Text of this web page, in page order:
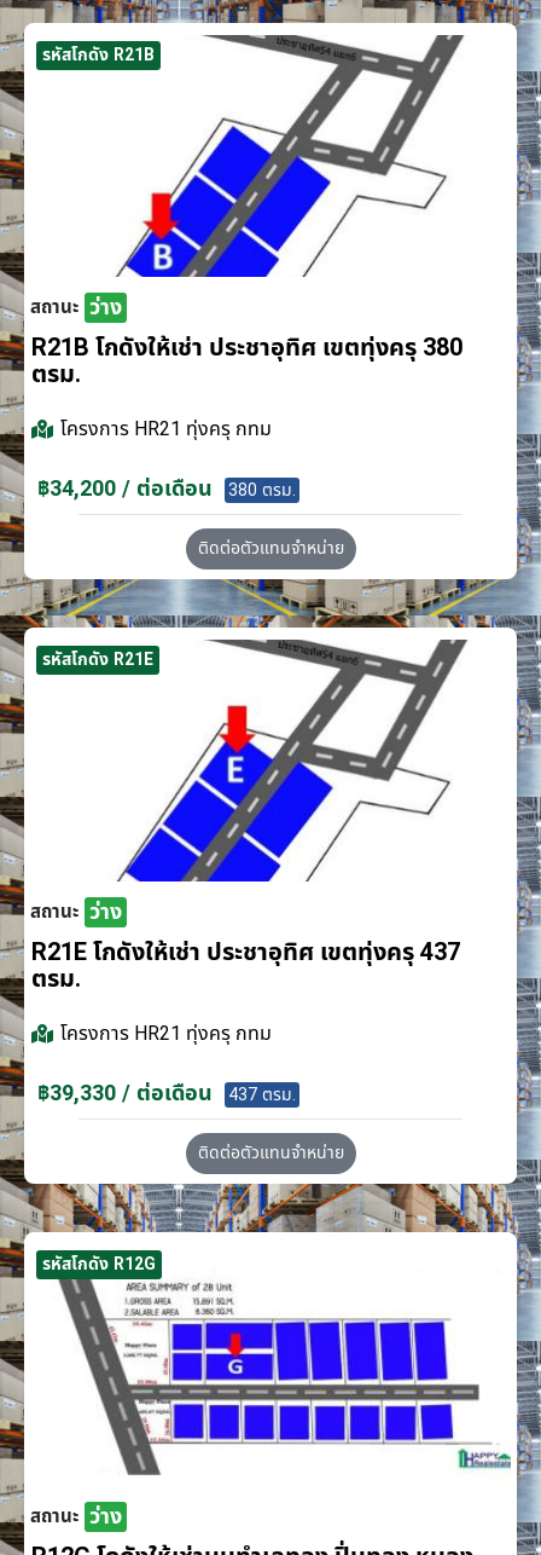
รหัสโกดัง R21B
สถานะ ว่าง
R21B โกดังให้เช่า ประชาอุทิศ เขตทุ่งครุ 380
ตรม.
โครงการ HR21 ทุ่งครุ กทม
฿34,200 / ต่อเดือน 380 ตรม.
ติดต่อตัวแทนจำหน่าย
รหัสโกดัง R21E
สถานะ ว่าง
R21E โกดังให้เช่า ประชาอุทิศ เขตทุ่งครุ 437
ตรม.
โครงการ HR21 ทุ่งครุ กทม
฿39,330 / ต่อเดือน 437 ตรม.
ติดต่อตัวแทนจำหน่าย
รหัสโกดัง R12G
สถานะ ว่าง